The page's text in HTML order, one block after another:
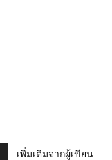
เพิ่มเติมจากผู้เขียน